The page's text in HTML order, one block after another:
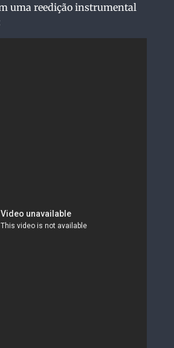
uma reedição instrumental